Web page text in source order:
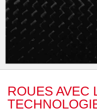
ROUES AVEC